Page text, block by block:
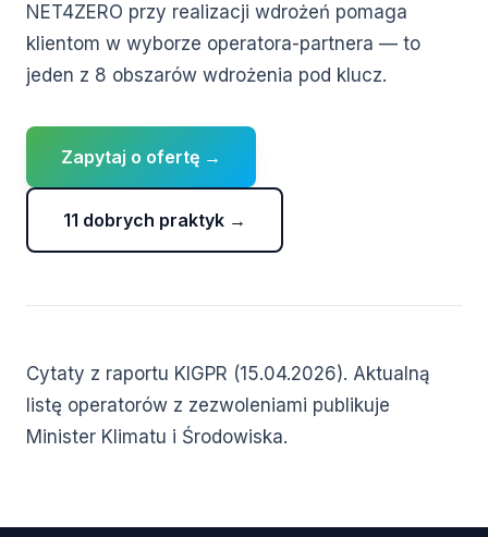
NET4ZERO przy realizacji wdrożeń pomaga
klientom w wyborze operatora-partnera — to
jeden z 8 obszarów wdrożenia pod klucz.
Zapytaj o ofertę →
11 dobrych praktyk →
Cytaty z raportu KIGPR (15.04.2026). Aktualną
listę operatorów z zezwoleniami publikuje
Minister Klimatu i Środowiska.